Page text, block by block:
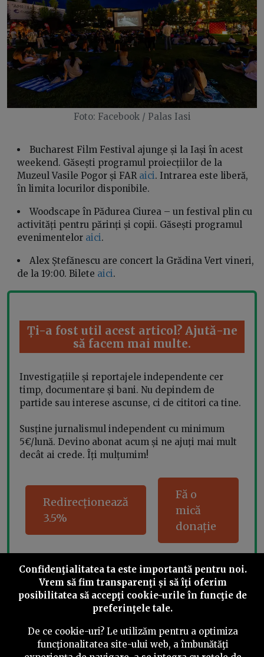
Foto: Facebook / Palas Iasi
Bucharest Film Festival ajunge și la Iași în acest
weekend. Găsești programul proiecțiilor de la
Muzeul Vasile Pogor și FAR aici. Intrarea este liberă,
în limita locurilor disponibile.
Woodscape în Pădurea Ciurea – un festival plin cu
activități pentru părinți și copii. Găsești programul
evenimentelor aici.
Alex Ștefănescu are concert la Grădina Vert vineri,
de la 19:00. Bilete aici.
Ți-a fost util acest articol? Ajută-ne
să facem mai multe.
Investigațiile și reportajele independente cer
timp, documentare și bani. Nu depindem de
partide sau interese ascunse, ci de cititori ca tine.
Susține jurnalismul independent cu minimum
5€/lună. Devino abonat acum și ne ajuți mai mult
decât ai crede. Îți mulțumim!
Redirecționează
3.5%
Fă o
mică
donație
Share this
Confidenţialitatea ta este importantă pentru noi.
Vrem să fim transparenţi și să îţi oferim
posibilitatea să accepţi cookie-urile în funcţie de
preferinţele tale.
De ce cookie-uri? Le utilizăm pentru a optimiza
funcţionalitatea site-ului web, a îmbunătăţi